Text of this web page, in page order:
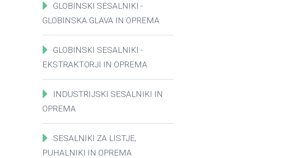
GLOBINSKI SESALNIKI -
GLOBINSKA GLAVA IN OPREMA
GLOBINSKI SESALNIKI -
EKSTRAKTORJI IN OPREMA
INDUSTRIJSKI SESALNIKI IN
OPREMA
SESALNIKI ZA LISTJE,
PUHALNIKI IN OPREMA